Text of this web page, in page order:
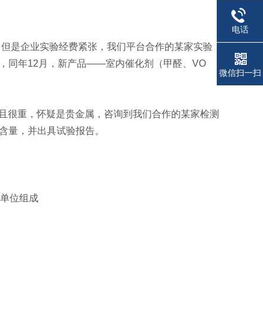
是企业实验经费紧张，我们平台合作的某家实验
同年12月，新产品——室内催化剂（甲醛、VO
很重，怀疑是贵金属，咨询到我们合作的某家检测
量，并出具试验报告。
位组成
电话
微信扫一扫